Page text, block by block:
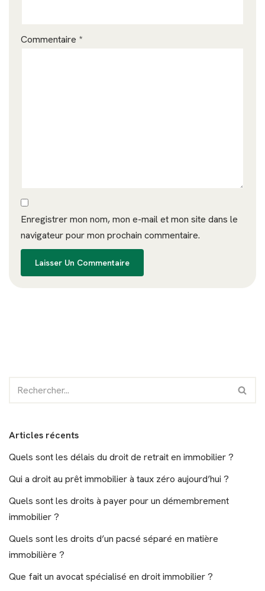
Commentaire *
Enregistrer mon nom, mon e-mail et mon site dans le
navigateur pour mon prochain commentaire.
Articles récents
Quels sont les délais du droit de retrait en immobilier ?
Qui a droit au prêt immobilier à taux zéro aujourd’hui ?
Quels sont les droits à payer pour un démembrement
immobilier ?
Quels sont les droits d’un pacsé séparé en matière
immobilière ?
Que fait un avocat spécialisé en droit immobilier ?